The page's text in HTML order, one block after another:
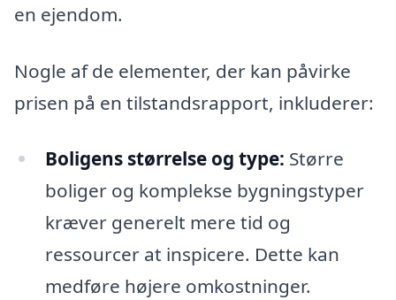
en ejendom.
Nogle af de elementer, der kan påvirke
prisen på en tilstandsrapport, inkluderer:
Boligens størrelse og type: Større
boliger og komplekse bygningstyper
kræver generelt mere tid og
ressourcer at inspicere. Dette kan
medføre højere omkostninger.